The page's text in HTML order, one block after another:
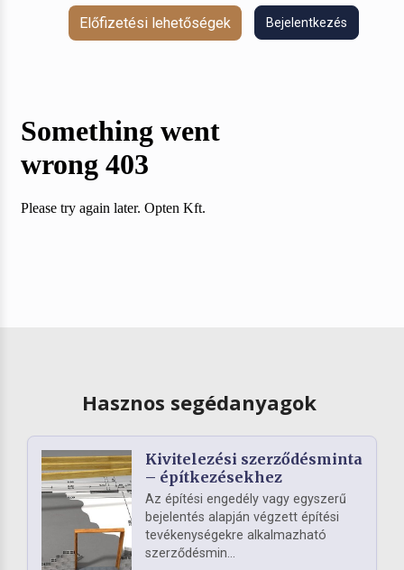
Előfizetési lehetőségek Bejelentkezés
Hasznos segédanyagok
Kivitelezési szerződésminta
– építkezésekhez
Az építési engedély vagy egyszerű
bejelentés alapján végzett építési
tevékenységekre alkalmazható
szerződésmin...